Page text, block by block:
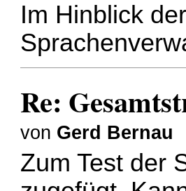
Im Hinblick
Re:
von Gerd Bernau
Zum Test der